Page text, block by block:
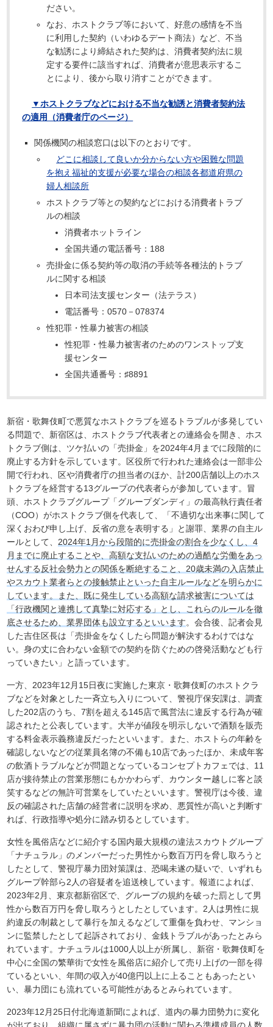
ださい。
なお、ホストクラブ等において、好意の感情を不当
に利用した契約（いわゆるデート商法）など、不当
な勧誘により締結された契約は、消費者契約法に規
定する要件に該当すれば、消費者が意思表示するこ
とにより、後から取り消すことができます。
▼ホストクラブなどにおける不当な勧誘と消費者契約法
の適用（消費者庁のページ）
関係機関の相談窓口は以下のとおりです。
どこに相談して良いか分からない方や困難な問題
を抱え福祉的支援が必要な場合の相談各都道府県の
婦人相談所
ホストクラブ等との契約などにおける消費者トラブ
ルの相談
消費者ホットライン
全国共通の電話番号：188
売掛金に係る契約等の取消の手続等各種法的トラブ
ルに関する相談
日本司法支援センター（法テラス）
電話番号：0570－078374
性犯罪・性暴力被害の相談
性犯罪・性暴力被害者のためのワンストップ支
援センター
全国共通番号：♯8891
新宿・歌舞伎町で悪質なホストクラブを巡るトラブルが多発してい
る問題で、新宿区は、ホストクラブ代表者との連絡会を開き、ホス
トクラブ側は、ツケ払いの「売掛金」を2024年4月までに段階的に
廃止する方針を示しています。区役所で行われた連絡会は一部非公
開で行われ、区や消費者庁の担当者のほか、計200店舗以上のホス
トクラブを経営する13グループの代表者らが参加しています。冒
頭、ホストクラブグループ「グループダンディ」の最高執行責任者
（COO）がホストクラブ側を代表して、「不適切な出来事に関して
深くおわび申し上げ、反省の意を表明する」と謝罪、業界の自主ル
ールとして、 2024年1月から段階的に売掛金の割合を少なくし、4
月までに廃止することや、高額な支払いのための過酷な労働をあっ
せんする反社会勢力との関係を断絶すること、20歳未満の入店禁止
やスカウト業者らとの接触禁止といった自主ルールなどを明らかに
しています。また、既に発生している高額な請求被害については
「行政機関と連携して真摯に対応する」とし、これらのルールを徹
底させるため、業界団体も設立するといいます。会合後、記者会見
した吉住区長は「売掛金をなくしたら問題が解決するわけではな
い。身の丈に合わない金額での契約を防ぐための啓発活動なども行
っていきたい」と語っています。
一方、2023年12月15日夜に実施した東京・歌舞伎町のホストクラ
ブなどを対象とした一斉立ち入りについて、警視庁保安課は、調査
した202店のうち、7割を超える145店で風営法に違反する行為が確
認されたと公表しています。大半が値段を明示しないで酒類を販売
する料金表示義務違反だったといいます。また、ホストらの年齢を
確認しないなどの従業員名簿の不備も10店であったほか、未成年客
の飲酒トラブルなどが問題となっているコンセプトカフェでは、11
店が接待禁止の営業形態にもかかわらず、カウンター越しに客と談
笑するなどの無許可営業をしていたといいます。警視庁は今後、違
反の確認された店舗の経営者に説明を求め、悪質性が高いと判断す
れば、行政指導や処分に踏み切るとしています。
女性を風俗店などに紹介する国内最大規模の違法スカウトグループ
「ナチュラル」のメンバーだった男性から数百万円を脅し取ろうと
したとして、警視庁暴力団対策課は、恐喝未遂の疑いで、いずれも
グループ幹部ら2人の容疑者を追送検しています。報道によれば、
2023年2月、東京都新宿区で、グループの規約を破った罰として男
性から数百万円を脅し取ろうとしたとしています。2人は男性に規
約違反の制裁として暴行を加えるなどして重傷を負わせ、マンショ
ンに監禁したとして起訴されており、金銭トラブルがあったとみら
れています。ナチュラルは1000人以上が所属し、新宿・歌舞伎町を
中心に全国の繁華街で女性を風俗店に紹介して売り上げの一部を得
ているといい、年間の収入が40億円以上に上ることもあったとい
い、暴力団にも流れている可能性があるとみられています。
2023年12月25日付北海道新聞によれば、道内の暴力団勢力に変化
が出ており、組織に属さずに暴力団の活動に関わる準構成員の人数